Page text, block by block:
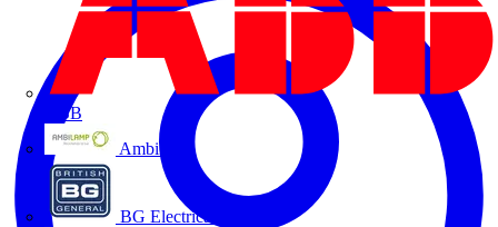
ABB
Ambilamp
BG Electrical